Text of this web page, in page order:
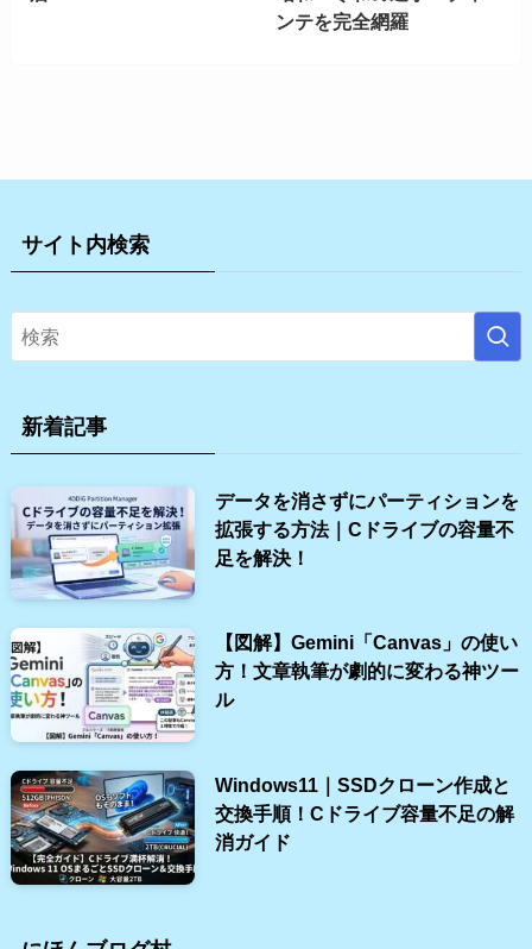
ンテを完全網羅
サイト内検索
新着記事
データを消さずにパーティションを
拡張する方法｜Cドライブの容量不
足を解決！
【図解】Gemini「Canvas」の使い
方！文章執筆が劇的に変わる神ツー
ル
Windows11｜SSDクローン作成と
交換手順！Cドライブ容量不足の解
消ガイド